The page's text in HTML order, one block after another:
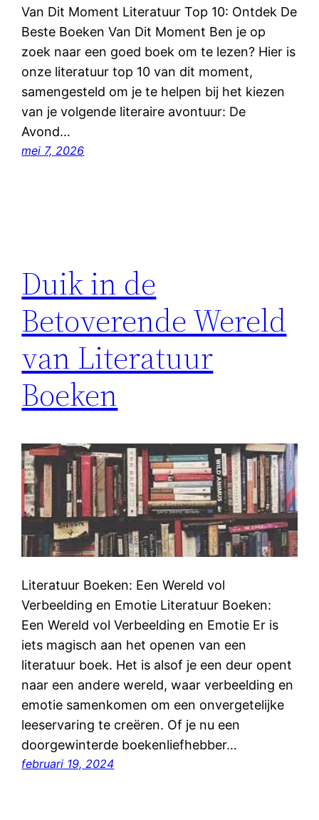
Van Dit Moment Literatuur Top 10: Ontdek De
Beste Boeken Van Dit Moment Ben je op
zoek naar een goed boek om te lezen? Hier is
onze literatuur top 10 van dit moment,
samengesteld om je te helpen bij het kiezen
van je volgende literaire avontuur: De
Avond…
mei 7, 2026
Duik in de
Betoverende Wereld
van Literatuur
Boeken
Literatuur Boeken: Een Wereld vol
Verbeelding en Emotie Literatuur Boeken:
Een Wereld vol Verbeelding en Emotie Er is
iets magisch aan het openen van een
literatuur boek. Het is alsof je een deur opent
naar een andere wereld, waar verbeelding en
emotie samenkomen om een onvergetelijke
leeservaring te creëren. Of je nu een
doorgewinterde boekenliefhebber…
februari 19, 2024